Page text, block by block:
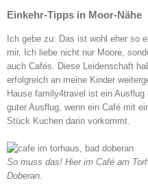
Einkehr-Tipps in Moor-Nähe
Ich gebe zu: Das ist wohl eher so
mir. Ich liebe nicht nur Moore,
auch Cafés. Diese Leidenschaft
erfolgreich an meine Kinder
Hause family4travel ist ein Ausflug
guter Ausflug, wenn ein Café mit
Stück Kuchen darin vorkommt.
So muss das! Hier im Café am
Doberan.